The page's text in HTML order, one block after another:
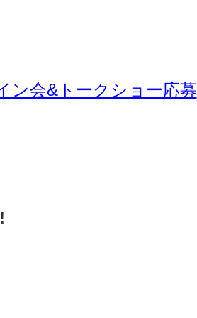
ン会&トークショー応募